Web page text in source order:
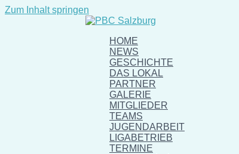
Zum Inhalt springen
HOME
NEWS
GESCHICHTE
DAS LOKAL
PARTNER
GALERIE
MITGLIEDER
TEAMS
JUGENDARBEIT
LIGABETRIEB
TERMINE